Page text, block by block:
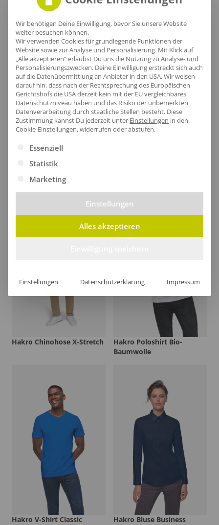
Lieferzeit
[jgm-review-widget]
Kundenprojekte
Kombi Produkte
Hakro Chinohose X-Stretch
Hakro Poloshirt Bio-
Baumwolle
Hakro V-Shirt Classic Hakro Bluse Business
Wir benötigen Deine Einwilligung, bevor Sie unsere Website
weiter besuchen können.
Wir verwenden Cookies für grundlegende Funktionen der
Website sowie zur Analyse und Personalisierung. Mit Klick auf
„Alle akzeptieren“ erlaubst Du uns die Nutzung zu Analyse- und
Personalisierungszwecken. Deine Einwilligung erstreckt sich auch
auf die Datenübermittlung an Anbieter in den USA. Wir weisen
darauf hin, dass nach der Rechtsprechung des Europäischen
Gerichtshofs die USA derzeit kein mit der EU vergleichbares
Datenschutzniveau haben und das Risiko der unbemerkten
Datenverarbeitung durch staatliche Stellen besteht. Diese
Zustimmung kannst Du jederzeit unter Einstellungen in den
Cookie-Einstellungen, widerrufen oder abstufen.
Es folgt eine Liste der Service-Gruppen, für die eine
Essenziell
Statistik
Marketing
Einstellungen
Alles akzeptieren
Einstellungen Datenschutzerklärung Impressum